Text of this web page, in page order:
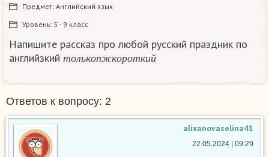
Предмет: Английский язык
Уровень: 5 - 9 класс
Напишите рассказ про любой русский праздник по
английзкий
т ол ьк о п ж к о р о т к и й
толькопжкорот кий
Ответов к вопросу: 2
alixanovaselina41
22.05.2024 | 09:29